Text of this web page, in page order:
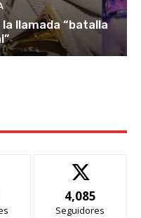
llamada “batalla
4,085
Seguidores